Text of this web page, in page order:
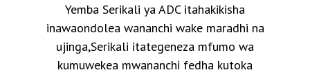
Yemba Serikali ya ADC itahakikisha
inawaondolea wananchi wake maradhi na
ujinga,Serikali itategeneza mfumo wa
kumuwekea mwananchi fedha kutoka